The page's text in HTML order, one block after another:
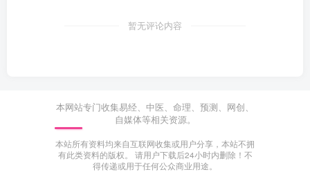
暂无评论内容
本网站专门收集易经、中医、命理、预测、网创、
自媒体等相关资源。
本站所有资料均来自互联网收集或用户分享，本站不拥
有此类资料的版权。 请用户下载后24小时内删除！不
得传递或用于任何公众商业用途。